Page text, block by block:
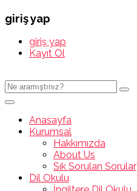
giriş yap
giriş yap
Kayıt Ol
Anasayfa
Kurumsal
Hakkımızda
About Us
Sık Sorulan Sorular
Dil Okulu